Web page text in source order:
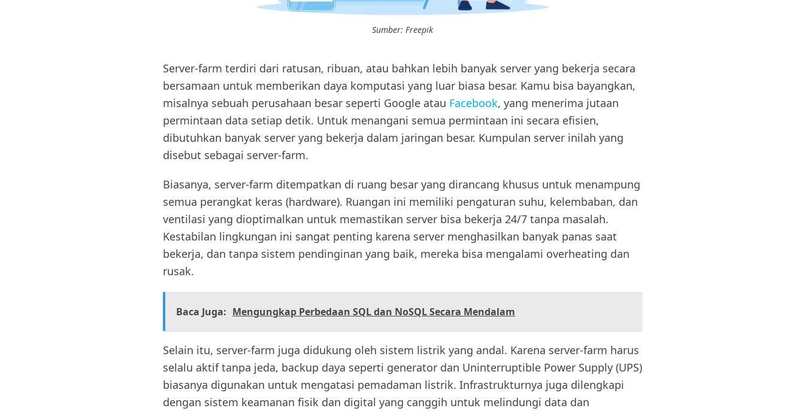
Sumber: Freepik
Server-farm terdiri dari ratusan, ribuan, atau bahkan lebih banyak server yang bekerja secara
bersamaan untuk memberikan daya komputasi yang luar biasa besar. Kamu bisa bayangkan,
misalnya sebuah perusahaan besar seperti Google atau Facebook, yang menerima jutaan
permintaan data setiap detik. Untuk menangani semua permintaan ini secara efisien,
dibutuhkan banyak server yang bekerja dalam jaringan besar. Kumpulan server inilah yang
disebut sebagai server-farm.
Biasanya, server-farm ditempatkan di ruang besar yang dirancang khusus untuk menampung
semua perangkat keras (hardware). Ruangan ini memiliki pengaturan suhu, kelembaban, dan
ventilasi yang dioptimalkan untuk memastikan server bisa bekerja 24/7 tanpa masalah.
Kestabilan lingkungan ini sangat penting karena server menghasilkan banyak panas saat
bekerja, dan tanpa sistem pendinginan yang baik, mereka bisa mengalami overheating dan
rusak.
Baca Juga: Mengungkap Perbedaan SQL dan NoSQL Secara Mendalam
Selain itu, server-farm juga didukung oleh sistem listrik yang andal. Karena server-farm harus
selalu aktif tanpa jeda, backup daya seperti generator dan Uninterruptible Power Supply (UPS)
biasanya digunakan untuk mengatasi pemadaman listrik. Infrastrukturnya juga dilengkapi
dengan sistem keamanan fisik dan digital yang canggih untuk melindungi data dan